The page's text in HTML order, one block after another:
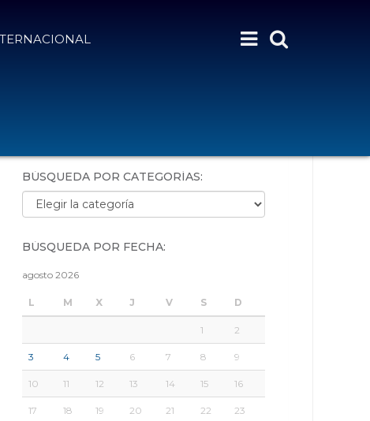
BÚSQUEDA POR CATEGORÍAS:
Búsqueda por categorías:
BÚSQUEDA POR FECHA:
agosto 2026
L M X J V S D
1 2
3 4 5 6 7 8 9
10 11 12 13 14 15 16
17 18 19 20 21 22 23